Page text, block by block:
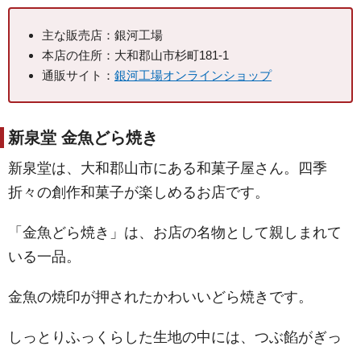
主な販売店：銀河工場
本店の住所：大和郡山市杉町181-1
通販サイト： 銀河工場オンラインショップ
新泉堂 金魚どら焼き
新泉堂は、大和郡山市にある和菓子屋さん。四季
折々の創作和菓子が楽しめるお店です。
「金魚どら焼き」は、お店の名物として親しまれて
いる一品。
金魚の焼印が押されたかわいいどら焼きです。
しっとりふっくらした生地の中には、つぶ餡がぎっ